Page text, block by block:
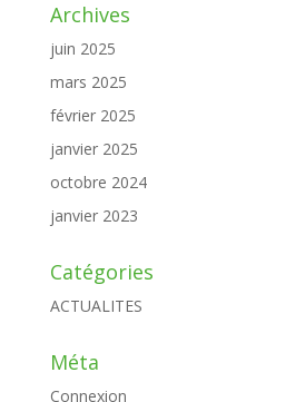
Archives
juin 2025
mars 2025
février 2025
janvier 2025
octobre 2024
janvier 2023
Catégories
ACTUALITES
Méta
Connexion